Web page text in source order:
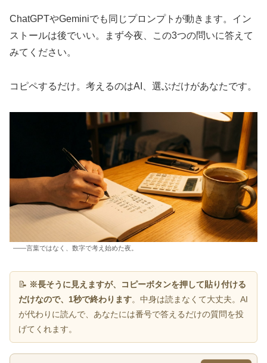
ChatGPTやGeminiでも同じプロンプトが動きます。イン
ストールは後でいい。まず今夜、この3つの問いに答えて
みてください。
コピペするだけ。考えるのはAI、選ぶだけがあなたです。
——言葉ではなく、数字で考え始めた夜。
📝 ※長そうに見えますが、コピーボタンを押して貼り付ける
だけなので、1秒で終わります。中身は読まなくて大丈夫。AI
が代わりに読んで、あなたには番号で答えるだけの質問を投
げてくれます。